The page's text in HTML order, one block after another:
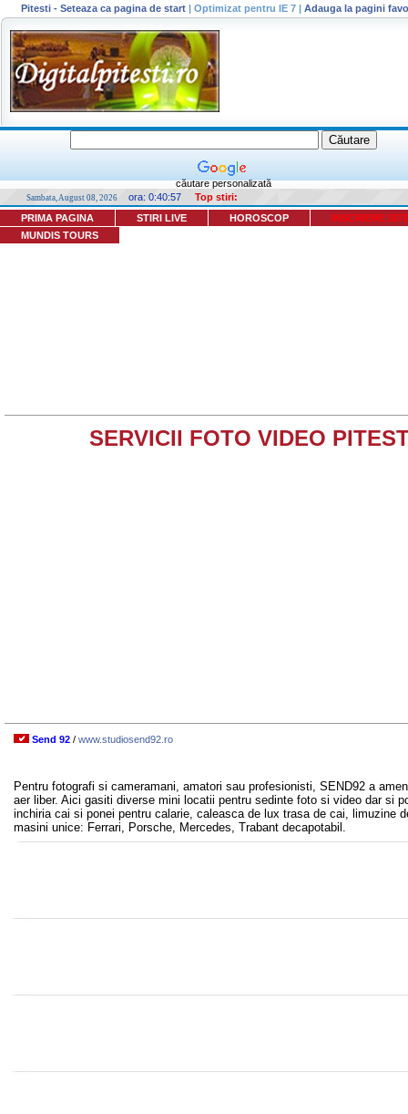
Pitesti - Seteaza ca pagina de start | Optimizat pentru IE 7 | Adauga la pagini
căutare personalizată
Sambata, August 08, 2026 ora: 0:40:57
Top stiri:
PRIMA PAGINA
STIRI LIVE HOROSCOP
INSCRIERE
MUNDIS TOURS
SERVICII FOTO VIDEO
Send 92 / www.studiosend92.ro
Pentru fotografi si cameramani, amatori sau profesionisti, SEND92 a
aer liber. Aici gasiti diverse mini locatii pentru sedinte foto si video dar si
inchiria cai si ponei pentru calarie, caleasca de lux trasa de cai, limuzine
masini unice: Ferrari, Porsche, Mercedes, Trabant decapotabil.